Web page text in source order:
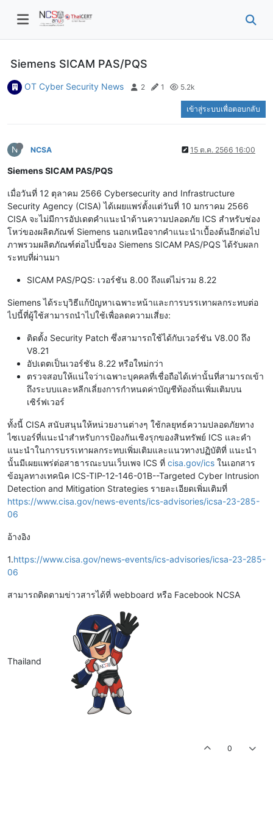
Siemens SICAM PAS/PQS
OT Cyber Security News 2 1 5.2k
เข้าสู่ระบบเพื่อตอบกลับ
N NCSA 15 ต.ค. 2566 16:00
Siemens SICAM PAS/PQS
เมื่อวันที่ 12 ตุลาคม 2566 Cybersecurity and Infrastructure
Security Agency (CISA) ได้เผยแพร่ตั้งแต่วันที่ 10 มกราคม 2566
CISA จะไม่มีการอัปเดตคำแนะนำด้านความปลอดภัย ICS สำหรับช่อง
โหว่ของผลิตภัณฑ์ Siemens นอกเหนือจากคำแนะนำเบื้องต้นอีกต่อไป
ภาพรวมผลิตภัณฑ์ต่อไปนี้ของ Siemens SICAM PAS/PQS ได้รับผลก
ระทบที่ผ่านมา
SICAM PAS/PQS: เวอร์ชัน 8.00 ถึงแต่ไม่รวม 8.22
Siemens ได้ระบุวิธีแก้ปัญหาเฉพาะหน้าและการบรรเทาผลกระทบต่อ
ไปนี้ที่ผู้ใช้สามารถนำไปใช้เพื่อลดความเสี่ยง:
ติดตั้ง Security Patch ซึ่งสามารถใช้ได้กับเวอร์ชัน V8.00 ถึง
V8.21
อัปเดตเป็นเวอร์ชัน 8.22 หรือใหม่กว่า
ตรวจสอบให้แน่ใจว่าเฉพาะบุคคลที่เชื่อถือได้เท่านั้นที่สามารถเข้า
ถึงระบบและหลีกเลี่ยงการกำหนดค่าบัญชีท้องถิ่นเพิ่มเติมบน
เซิร์ฟเวอร์
ทั้งนี้ CISA สนับสนุนให้หน่วยงานต่างๆ ใช้กลยุทธ์ความปลอดภัยทาง
ไซเบอร์ที่แนะนำสำหรับการป้องกันเชิงรุกของสินทรัพย์ ICS และคำ
แนะนำในการบรรเทาผลกระทบเพิ่มเติมและแนวทางปฏิบัติที่ แนะนำ
นั้นมีเผยแพร่ต่อสาธารณะบนเว็บเพจ ICS ที่ cisa.gov/ics ในเอกสาร
ข้อมูลทางเทคนิค ICS-TIP-12-146-01B--Targeted Cyber ​​Intrusion
Detection and Mitigation Strategies รายละเอียดเพิ่มเติมที่
https://www.cisa.gov/news-events/ics-advisories/icsa-23-285-
06
อ้างอิง
1.https://www.cisa.gov/news-events/ics-advisories/icsa-23-285-
06
สามารถติดตามข่าวสารได้ที่ webboard หรือ Facebook NCSA
Thailand
0